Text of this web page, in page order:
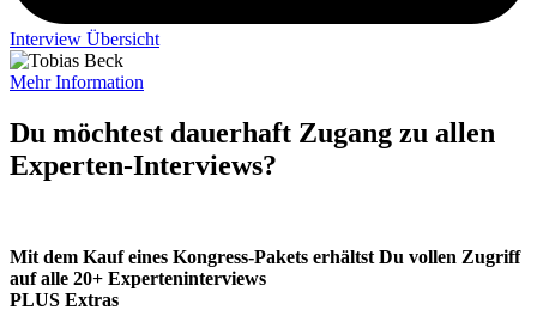
Interview Übersicht
Mehr Information
Du möchtest dauerhaft Zugang zu allen
Experten-Interviews?
Mit dem Kauf eines Kongress-Pakets erhältst Du vollen Zugriff
auf alle 20+ Experteninterviews
PLUS Extras